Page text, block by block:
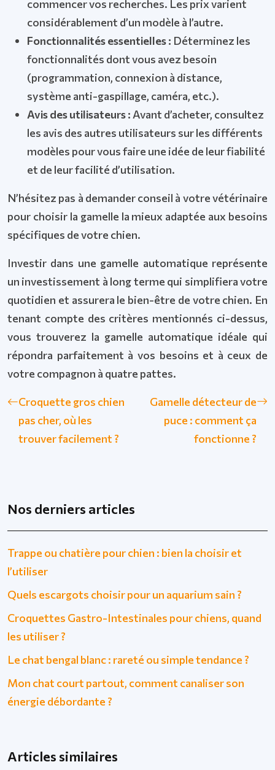
commencer vos recherches. Les prix varient
considérablement d’un modèle à l’autre.
Fonctionnalités essentielles : Déterminez les
fonctionnalités dont vous avez besoin
(programmation, connexion à distance,
système anti-gaspillage, caméra, etc.).
Avis des utilisateurs : Avant d’acheter, consultez
les avis des autres utilisateurs sur les différents
modèles pour vous faire une idée de leur fiabilité
et de leur facilité d’utilisation.
N’hésitez pas à demander conseil à votre vétérinaire
pour choisir la gamelle la mieux adaptée aux besoins
spécifiques de votre chien.
Investir dans une gamelle automatique représente
un investissement à long terme qui simplifiera votre
quotidien et assurera le bien-être de votre chien. En
tenant compte des critères mentionnés ci-dessus,
vous trouverez la gamelle automatique idéale qui
répondra parfaitement à vos besoins et à ceux de
votre compagnon à quatre pattes.
Croquette gros chien
pas cher, où les
trouver facilement ?
Gamelle détecteur de
puce : comment ça
fonctionne ?
Nos derniers articles
Trappe ou chatière pour chien : bien la choisir et
l’utiliser
Quels escargots choisir pour un aquarium sain ?
Croquettes Gastro-Intestinales pour chiens, quand
les utiliser ?
Le chat bengal blanc : rareté ou simple tendance ?
Mon chat court partout, comment canaliser son
énergie débordante ?
Articles similaires